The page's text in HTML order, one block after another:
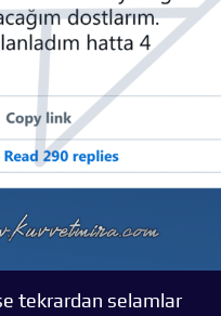
tekrardan selamlar